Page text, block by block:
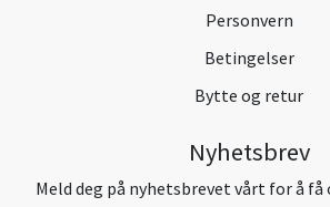
Personvern
Betingelser
Bytte og retur
Nyhetsbrev
Meld deg på nyhetsbrevet vårt for å